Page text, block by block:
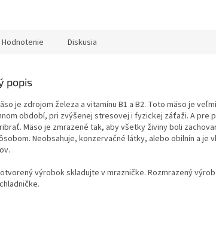
Hodnotenie Diskusia
popis
je zdrojom železa a vitamínu B1 a B2. Toto mäso je
období, pri zvýšenej stresovej i fyzickej záťaži. A pre
Mäso je zmrazené tak, aby všetky živiny boli
Neobsahuje, konzervačné látky, alebo obilnín a je
výrobok skladujte v mrazničke. Rozmrazený